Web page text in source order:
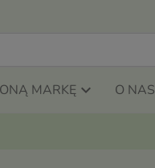
MARKĘ O NAS